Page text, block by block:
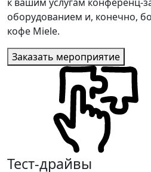
оборудованием и, конечно,
кофе Miele.
Заказать мероприятие
Тест-драйвы